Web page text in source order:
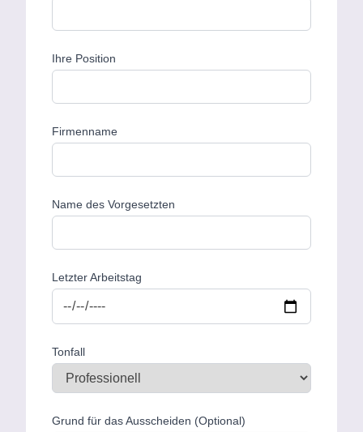
Ihre Position
Firmenname
Name des Vorgesetzten
Letzter Arbeitstag
Tonfall
Grund für das Ausscheiden (Optional)